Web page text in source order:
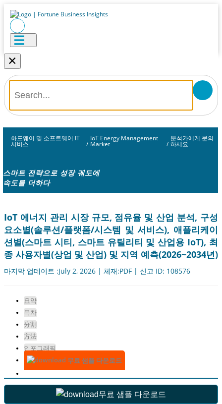
×
하드웨어 및 소프트웨어 IT
서비스 /
IoT Energy Management
Market /
분석가에게 문의
하세요
스마트 전략으로 성장 궤도에
속도를 더하다
IoT 에너지 관리 시장 규모, 점유율 및 산업 분석, 구성
요소별(솔루션/플랫폼/시스템 및 서비스), 애플리케이
션별(스마트 시티, 스마트 유틸리티 및 산업용 IoT), 최
종 사용자별(상업 및 산업) 및 지역 예측(2026~2034년)
마지막 업데이트 :July 2, 2026 | 체재:PDF | 신고 ID: 108576
요약
목차
分割
方法
인포그래픽
무료 샘플 다운로드
무료 샘플 다운로드